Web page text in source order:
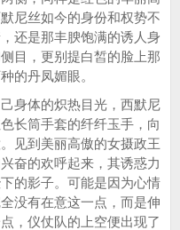
尼丝如今的身份和权势不
还是那丰腴饱满的诱人身
目，更别提白皙的脸上那
的丹凤媚眼。
身体的炽热目光，西默尼
长筒手套的纤纤玉手，向
见到美丽高傲的女摄政王
奋的欢呼起来，其诱惑力
的影子。可能是因为心情
没有在意这一点，而是伸
，仪仗队的上空便出现了